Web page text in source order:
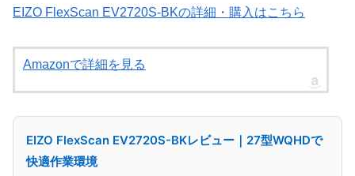
EIZO FlexScan EV2720S-BKの詳細・購入はこちら
Amazonで詳細を見る
EIZO FlexScan EV2720S-BKレビュー｜27型WQHDで
快適作業環境